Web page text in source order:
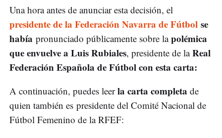
Una hora antes de anunciar esta decisión, el
presidente de la Federación Navarra de Fútbol se
había pronunciado públicamente sobre lapolémica
que envuelve a Luis Rubiales, presidente de laReal
Federación Española de Fútbol con esta carta:
A continuación, puedes leerla carta completa de
quien también es presidente del Comité Nacional de
Fútbol Femenino de la RFEF: